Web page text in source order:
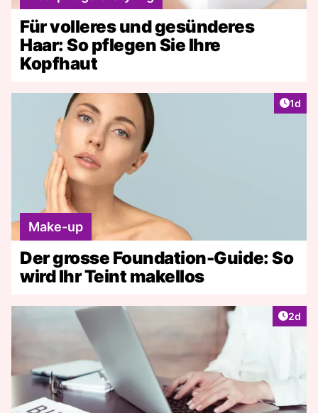
Für volleres und gesünderes
Haar: So pflegen Sie Ihre
Kopfhaut
1d
Make-up
Der grosse Foundation-Guide: So
wird Ihr Teint makellos
2d